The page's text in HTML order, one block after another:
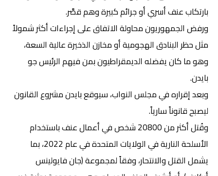
بارتكاب عنف أسري أو جرائم كبيرة وهم قصَّر.
ورفض الجمهوريون محاولة الاتفاق على إجراءات أكثر شمولاً
مثل حظر البنادق الهجومية أو مخازن الذخيرة عالية السعة،
وهو ما كان يفضله الديمقراطيون بمن فيهم الرئيس جو
بايدن.
وبعد إقراره في مجلس النواب، سيوقع بايدن مشروع القانون
ليصبح قانوناً سارياً.
وقُتل أكثر من 20800 شخص في أعمال عنف باستخدام
الأسلحة النارية في الولايات المتحدة في عام 2022، بما
يشمل القتل والانتحار، وفقاً لمجموعة (جان فايولينس